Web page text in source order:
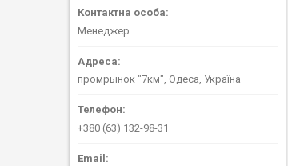
Менеджер
промрынок "7км", Одеса, Україна
+380 (63) 132-98-31